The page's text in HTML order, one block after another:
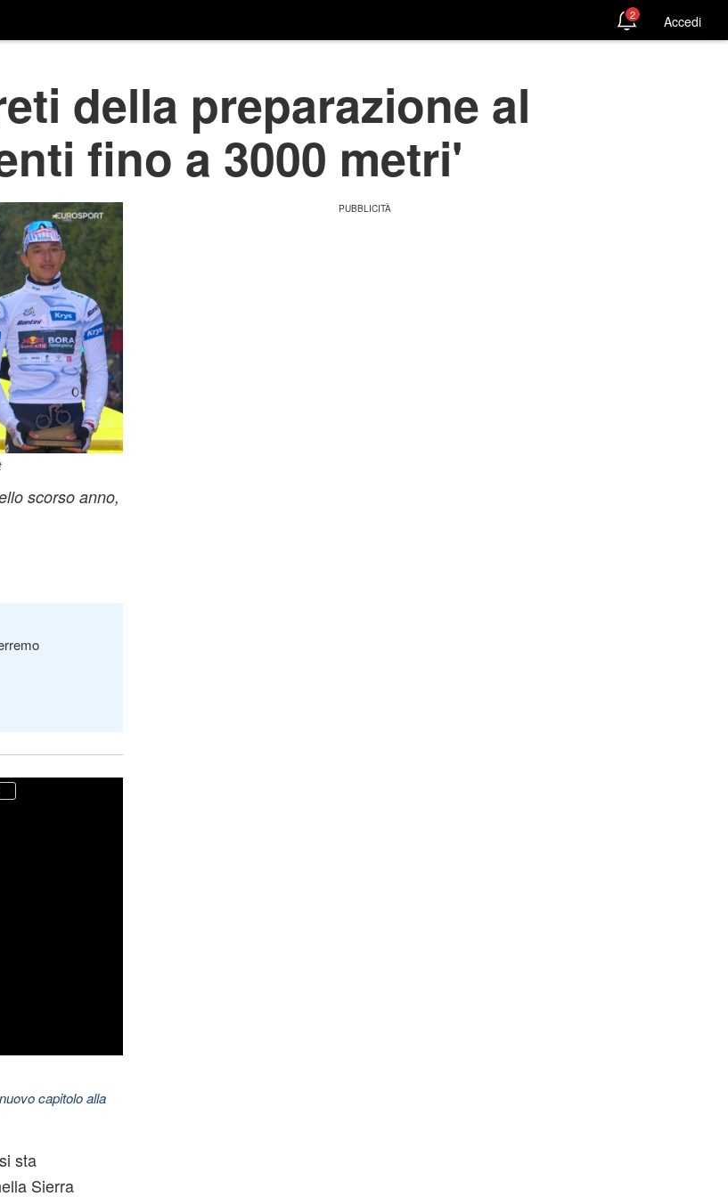
2 Accedi
della preparazione al
fino a 3000 metri'
scorso anno,
capitolo alla
sta
Sierra